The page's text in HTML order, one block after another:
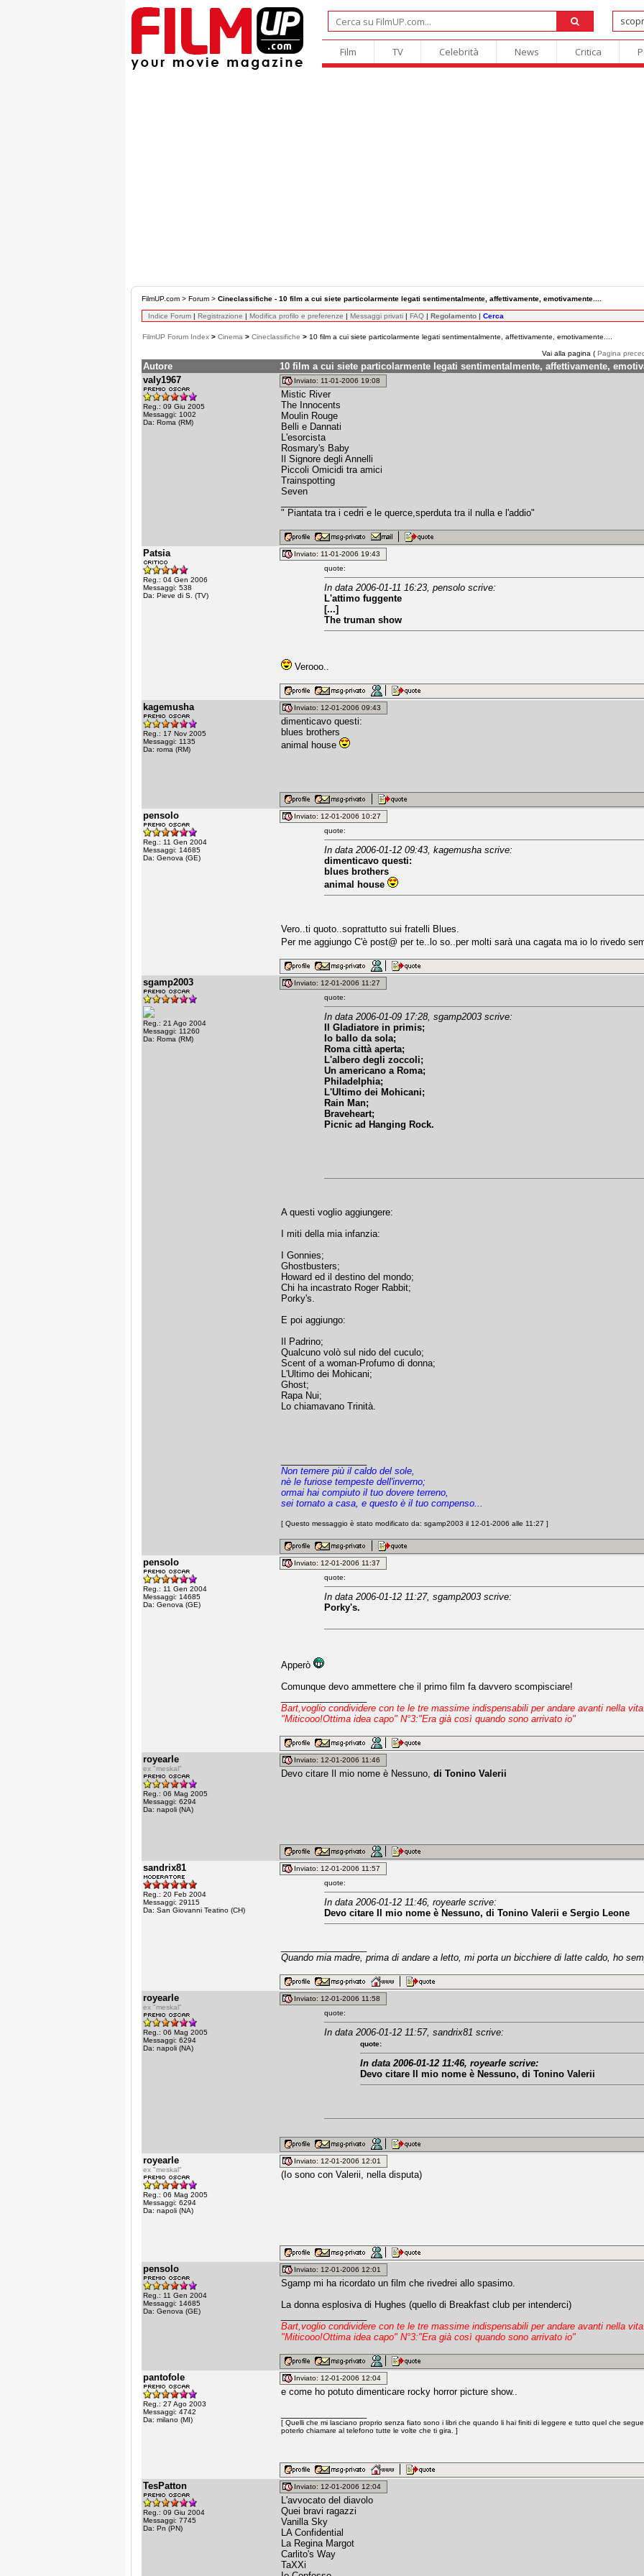
Film TV Celebrità News Critica
FilmUP.com > Forum > Cineclassifiche - 10 film a cui siete particolarmente legati sentimentalmente, affettivamente, emotivamente....
Indice Forum | Registrazione | Modifica profilo e preferenze | Messaggi privati | FAQ | Regolamento | Cerca
FilmUP Forum Index > Cinema > Cineclassifiche > 10 film a cui siete particolarmente legati sentimentalmente, affettivamente, emotivamente....
Vai alla pagina ( Pagina
Autore
10 film a cui siete particolarmente legati sentimentalmente, affettivamente,
valy1967
Reg.: 09 Giu 2005
Messaggi: 1002
Da: Roma (RM)
Inviato: 11-01-2006 19:08
Mistic River
The Innocents
Moulin Rouge
Belli e Dannati
L'esorcista
Rosmary's Baby
Il Signore degli Annelli
Piccoli Omicidi tra amici
Trainspotting
Seven
" Piantata tra i cedri e le querce,sperduta tra il nulla e l'addio"
Patsia
Reg.: 04 Gen 2006
Messaggi: 538
Da: Pieve di S. (TV)
Inviato: 11-01-2006 19:43
quote:
In data 2006-01-11 16:23, pensolo scrive:
L'attimo fuggente
[...]
The truman show
Verooo..
kagemusha
Reg.: 17 Nov 2005
Messaggi: 1135
Da: roma (RM)
Inviato: 12-01-2006 09:43
dimenticavo questi:
blues brothers
animal house
pensolo
Reg.: 11 Gen 2004
Messaggi: 14685
Da: Genova (GE)
Inviato: 12-01-2006 10:27
quote:
In data 2006-01-12 09:43, kagemusha scrive:
dimenticavo questi:
blues brothers
animal house
Vero..ti quoto..soprattutto sui fratelli Blues.
Per me aggiungo C'è post@ per te..lo so..per molti sarà una cagata ma io lo rivedo
sgamp2003
Reg.: 21 Ago 2004
Messaggi: 11260
Da: Roma (RM)
Inviato: 12-01-2006 11:27
quote:
In data 2006-01-09 17:28, sgamp2003 scrive:
Il Gladiatore in primis;
Io ballo da sola;
Roma città aperta;
L'albero degli zoccoli;
Un americano a Roma;
Philadelphia;
L'Ultimo dei Mohicani;
Rain Man;
Braveheart;
Picnic ad Hanging Rock.
A questi voglio aggiungere:
I miti della mia infanzia:
I Gonnies;
Ghostbusters;
Howard ed il destino del mondo;
Chi ha incastrato Roger Rabbit;
Porky's.
E poi aggiungo:
Il Padrino;
Qualcuno volò sul nido del cuculo;
Scent of a woman-Profumo di donna;
L'Ultimo dei Mohicani;
Ghost;
Rapa Nui;
Lo chiamavano Trinità.
Non temere più il caldo del sole,
nè le furiose tempeste dell'inverno;
ormai hai compiuto il tuo dovere terreno,
sei tornato a casa, e questo è il tuo compenso...
[ Questo messaggio è stato modificato da: sgamp2003 il 12-01-2006 alle 11:27 ]
pensolo
Reg.: 11 Gen 2004
Messaggi: 14685
Da: Genova (GE)
Inviato: 12-01-2006 11:37
quote:
In data 2006-01-12 11:27, sgamp2003 scrive:
Porky's.
Apperò
Comunque devo ammettere che il primo film fa davvero scompisciare!
Bart,voglio condividere con te le tre massime indispensabili per andare avanti nella
"Miticooo!Ottima idea capo" N°3:"Era già così quando sono arrivato io"
royearle
ex "meskal"
Reg.: 06 Mag 2005
Messaggi: 6294
Da: napoli (NA)
Inviato: 12-01-2006 11:46
Devo citare Il mio nome è Nessuno, di Tonino Valerii
sandrix81
Reg.: 20 Feb 2004
Messaggi: 29115
Da: San Giovanni Teatino (CH)
Inviato: 12-01-2006 11:57
quote:
In data 2006-01-12 11:46, royearle scrive:
Devo citare Il mio nome è Nessuno, di Tonino Valerii e Sergio Leone
Quando mia madre, prima di andare a letto, mi porta un bicchiere di latte caldo, ho
royearle
ex "meskal"
Reg.: 06 Mag 2005
Messaggi: 6294
Da: napoli (NA)
Inviato: 12-01-2006 11:58
quote:
In data 2006-01-12 11:57, sandrix81 scrive:
quote:
In data 2006-01-12 11:46, royearle scrive:
Devo citare Il mio nome è Nessuno, di Tonino Valerii
royearle
ex "meskal"
Reg.: 06 Mag 2005
Messaggi: 6294
Da: napoli (NA)
Inviato: 12-01-2006 12:01
(Io sono con Valerii, nella disputa)
pensolo
Reg.: 11 Gen 2004
Messaggi: 14685
Da: Genova (GE)
Inviato: 12-01-2006 12:01
Sgamp mi ha ricordato un film che rivedrei allo spasimo.
La donna esplosiva di Hughes (quello di Breakfast club per intenderci)
Bart,voglio condividere con te le tre massime indispensabili per andare avanti nella
"Miticooo!Ottima idea capo" N°3:"Era già così quando sono arrivato io"
pantofole
Reg.: 27 Ago 2003
Messaggi: 4742
Da: milano (MI)
Inviato: 12-01-2006 12:04
e come ho potuto dimenticare rocky horror picture show..
[ Quelli che mi lasciano proprio senza fiato sono i libri che quando li hai finiti di leggere e tutto quel che
poterlo chiamare al telefono tutte le volte che ti gira. ]
TesPatton
Reg.: 09 Giu 2004
Messaggi: 7745
Da: Pn (PN)
Inviato: 12-01-2006 12:04
L'avvocato del diavolo
Quei bravi ragazzi
Vanilla Sky
LA Confidential
La Regina Margot
Carlito's Way
TaXXi